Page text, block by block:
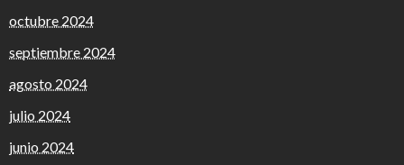
octubre 2024
septiembre 2024
agosto 2024
julio 2024
junio 2024